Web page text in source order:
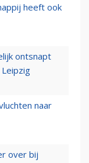
heeft ook
ontsnapt
Leipzig
naar
over bij